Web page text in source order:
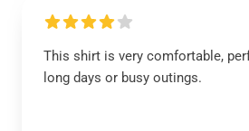
This shirt is very comfortable,
long days or busy outings.